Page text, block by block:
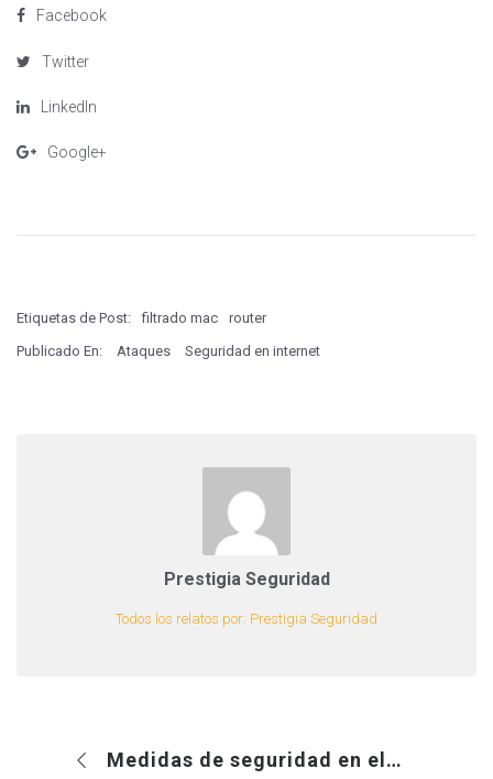
Facebook
Twitter
LinkedIn
Google+
Etiquetas de Post: filtrado mac
router
Publicado En:
Ataques Seguridad en internet
Prestigia Seguridad
Todos los relatos por: Prestigia Seguridad
Medidas de seguridad en el uso de Bluetooth